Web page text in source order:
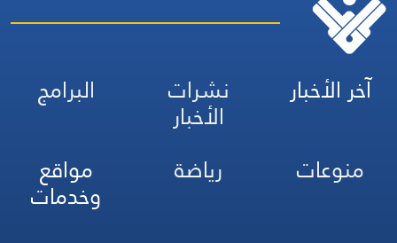
آخر الأخبار نشرات
الأخبار
البرامج
منوعات
رياضة مواقع
وخدمات